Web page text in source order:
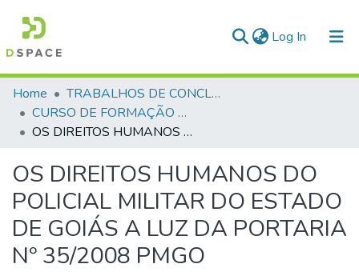
Log In (current)
Communities & Collections
All of DSpace
Home
TRABALHOS DE CONCLUSÃO DE CURSO - CFP (CURSO DE FORMAÇÃO DE PRAÇAS)
CURSO DE FORMAÇÃO DE PRAÇAS - CFP - 2018
OS DIREITOS HUMANOS DO POLICIAL MILITAR DO ESTADO DE GOIÁS A LUZ DA PORTARIA Nº 35/2008 PMGO
OS DIREITOS HUMANOS DO
POLICIAL MILITAR DO ESTADO
DE GOIÁS A LUZ DA PORTARIA
Nº 35/2008 PMGO